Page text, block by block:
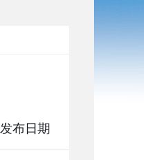
发布日期